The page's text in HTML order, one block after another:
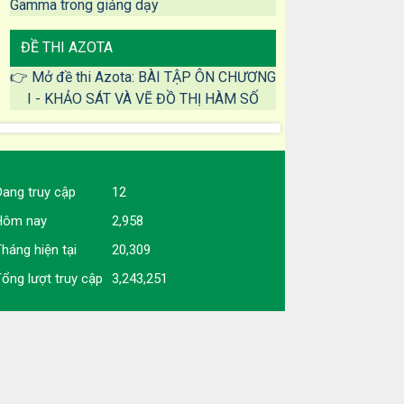
Gamma trong giảng dạy
ĐỀ THI AZOTA
👉 Mở đề thi Azota: BÀI TẬP ÔN CHƯƠNG
I - KHẢO SÁT VÀ VẼ ĐỒ THỊ HÀM SỐ
truy cập
12
nay
2,958
hiện tại
20,309
lượt truy cập
3,243,251